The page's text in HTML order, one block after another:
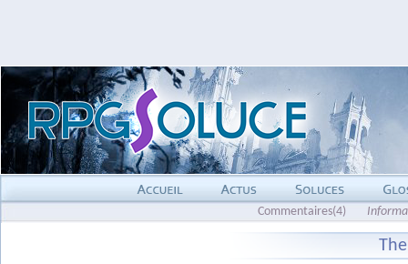
Commentaires(4)